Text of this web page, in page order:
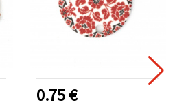
0.75 €